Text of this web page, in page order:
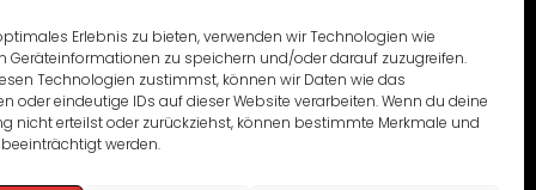
Erlebnis zu bieten, verwenden wir Technologien wie
Geräteinformationen zu speichern und/oder darauf zuzugreifen.
Technologien zustimmst, können wir Daten wie das
oder eindeutige IDs auf dieser Website verarbeiten. Wenn du deine
nicht erteilst oder zurückziehst, können bestimmte Merkmale und
werden.